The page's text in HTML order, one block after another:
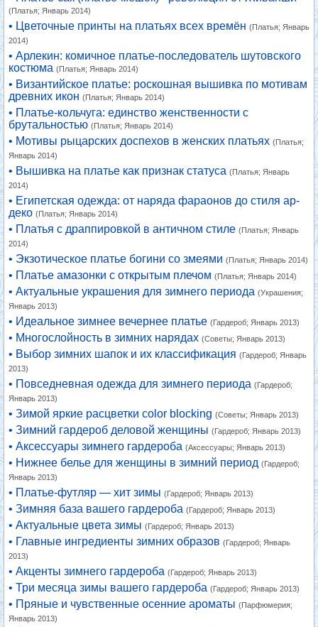
(Платья; Январь 2014)
• Цветочные принты на платьях всех времён (Платья; Январь
2014)
• Арлекин: комичное платье-последователь шутовского
костюма (Платья; Январь 2014)
• Византийское платье: роскошная вышивка по мотивам
древних икон (Платья; Январь 2014)
• Платье-кольчуга: единство женственности с
брутальностью (Платья; Январь 2014)
• Мотивы рыцарских доспехов в женских платьях (Платья;
Январь 2014)
• Вышивка на платье как признак статуса (Платья; Январь
2014)
• Египетская одежда: от наряда фараонов до стиля ар-
деко (Платья; Январь 2014)
• Платья с драппировкой в античном стиле (Платья; Январь
2014)
• Экзотическое платье богини со змеями (Платья; Январь 2014)
• Платье амазонки с открытым плечом (Платья; Январь 2014)
• Актуальные украшения для зимнего периода (Украшения;
Январь 2013)
• Идеальное зимнее вечернее платье (Гардероб; Январь 2013)
• Многослойность в зимних нарядах (Советы; Январь 2013)
• Выбор зимних шапок и их классификация (Гардероб; Январь
2013)
• Повседневная одежда для зимнего периода (Гардероб;
Январь 2013)
• Зимой яркие расцветки color blocking (Советы; Январь 2013)
• Зимний гардероб деловой женщины (Гардероб; Январь 2013)
• Аксессуары зимнего гардероба (Аксессуары; Январь 2013)
• Нижнее белье для женщины в зимний период (Гардероб;
Январь 2013)
• Платье-футляр — хит зимы (Гардероб; Январь 2013)
• Зимняя база вашего гардероба (Гардероб; Январь 2013)
• Актуальные цвета зимы (Гардероб; Январь 2013)
• Главные ингредиенты зимних образов (Гардероб; Январь
2013)
• Акценты зимнего гардероба (Гардероб; Январь 2013)
• Три месяца зимы вашего гардероба (Гардероб; Январь 2013)
• Пряные и чувственные осенние ароматы (Парфюмерия;
Январь 2013)